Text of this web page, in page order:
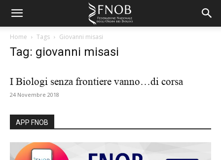
Home Tags Giovanni misasi
Tag: giovanni misasi
I Biologi senza frontiere vanno…di corsa
24 Novembre 2018
APP FNOB